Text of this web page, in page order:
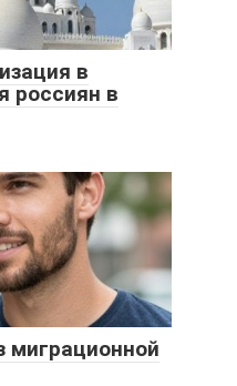
в
россиян в
миграционной